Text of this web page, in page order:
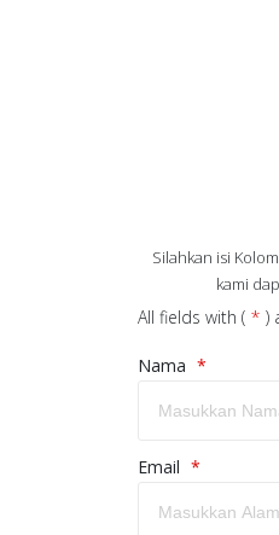
Silahkan isi
kami
All fields with ( * )
Nama *
Email *